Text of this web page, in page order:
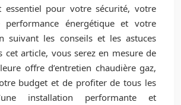
essentiel pour votre sécurité, votre
énergétique et votre
suivant les conseils et les astuces
cet article, vous serez en mesure de
offre d’entretien chaudière gaz,
budget et de profiter de tous les
installation performante et